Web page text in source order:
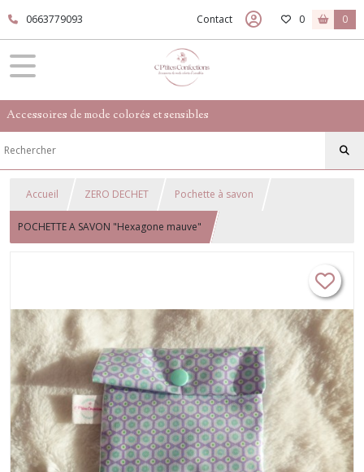
0663779093 Contact 0 0
Accessoires de mode colorés et sensibles
Accueil ZERO DECHET Pochette à savon
POCHETTE A SAVON "Hexagone mauve"